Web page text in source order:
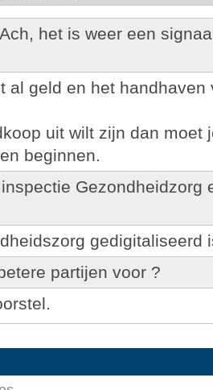
Ach, het is weer een
al geld en het
uit wilt zijn dan moet
beginnen.
Gezondheidzorg
gedigitaliseerd
partijen voor ?